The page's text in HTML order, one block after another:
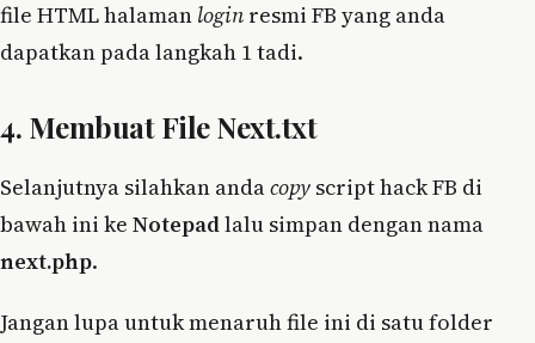
file HTML halaman login resmi FB yang anda
dapatkan pada langkah 1 tadi.
4. Membuat File Next.txt
Selanjutnya silahkan andacopy script hack FB di
bawah ini ke Notepadlalu simpan dengan nama
next.php.
Jangan lupa untuk menaruh file ini di satu folder